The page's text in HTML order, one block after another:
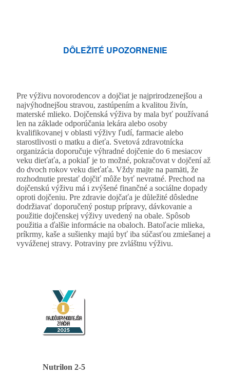
DÔLEŽITÉ UPOZORNENIE
Pre výživu novorodencov a dojčiat je najprirodzenejšou a
najvýhodnejšou stravou, zastúpením a kvalitou živín,
materské mlieko. Dojčenská výživa by mala byť používaná
len na základe odporúčania lekára alebo osoby
kvalifikovanej v oblasti výživy ľudí, farmacie alebo
starostlivosti o matku a dieťa. Svetová zdravotnícka
organizácia doporučuje výhradné dojčenie do 6 mesiacov
veku dieťaťa, a pokiaľ je to možné, pokračovat v dojčení až
do dvoch rokov veku dieťaťa. Vždy majte na pamäti, že
rozhodnutie prestať dojčiť môže byť nevratné. Prechod na
dojčenskú výživu má i zvýšené finančné a sociálne dopady
oproti dojčeniu. Pre zdravie dojčaťa je důležité dôsledne
dodržiavať doporučený postup prípravy, dávkovanie a
použitie dojčenskej výživy uvedený na obale. Spôsob
použitia a ďalšie informácie na obaloch. Batoľacie mlieka,
príkrmy, kaše a sušienky majú byť iba súčasťou zmiešanej a
vyváženej stravy. Potraviny pre zvláštnu výživu.
Nutrilon 2-5